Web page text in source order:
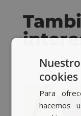
cookies
Para
hacemos